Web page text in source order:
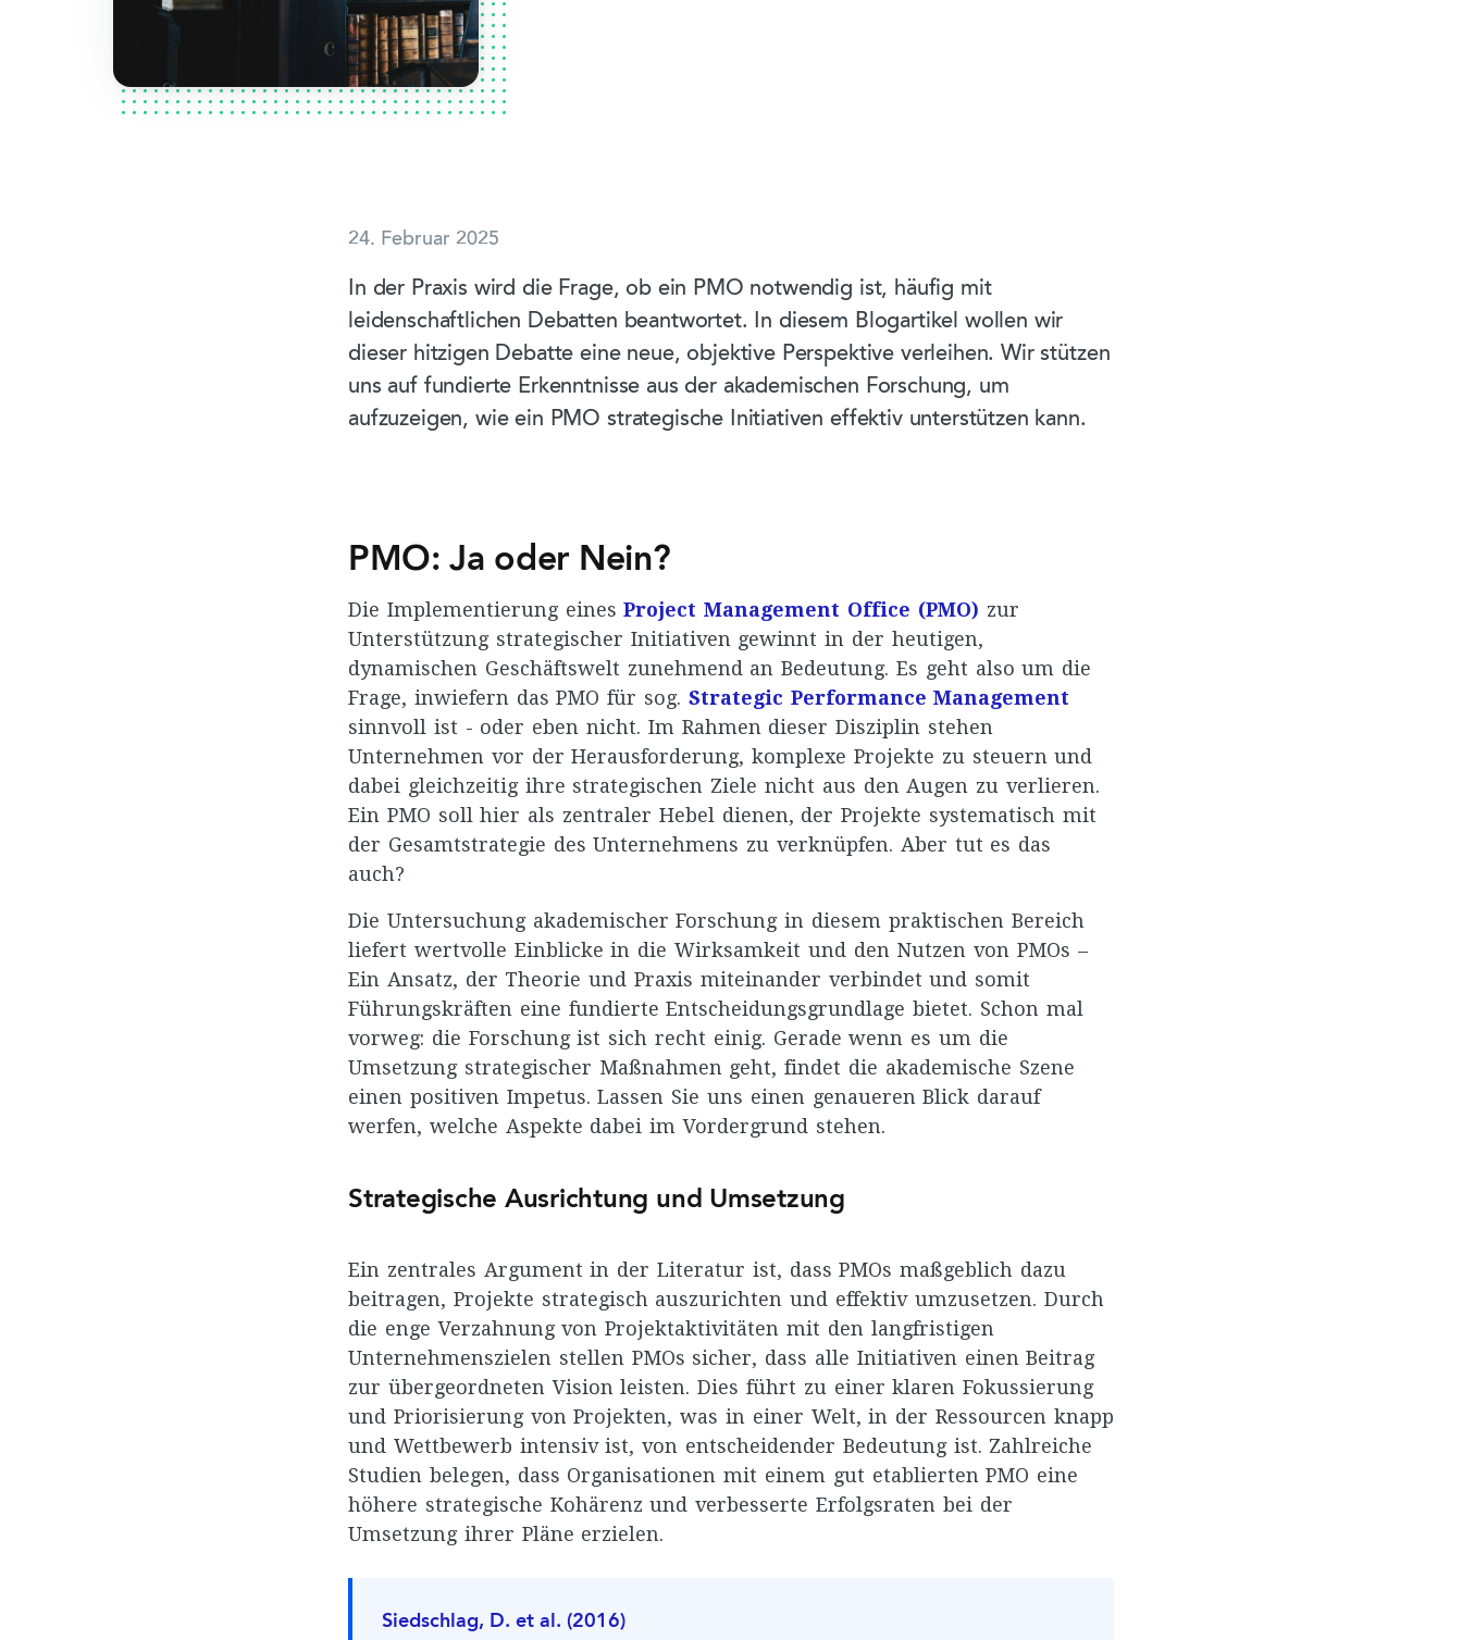
24. Februar 2025
In der Praxis wird die Frage, ob ein PMO notwendig ist, häufig mit
leidenschaftlichen Debatten beantwortet. In diesem Blogartikel wollen wir
dieser hitzigen Debatte eine neue, objektive Perspektive verleihen. Wir stützen
uns auf fundierte Erkenntnisse aus der akademischen Forschung, um
aufzuzeigen, wie ein PMO strategische Initiativen effektiv unterstützen kann.
PMO: Ja oder Nein?
Die Implementierung einesProject Management Office (PMO) zur
Unterstützung strategischer Initiativen gewinnt in der heutigen,
dynamischen Geschäftswelt zunehmend an Bedeutung. Es geht also um die
Frage, inwiefern das PMO für sog. Strategic Performance Management
sinnvoll ist - oder eben nicht. Im Rahmen dieser Disziplin stehen
Unternehmen vor der Herausforderung, komplexe Projekte zu steuern und
dabei gleichzeitig ihre strategischen Ziele nicht aus den Augen zu verlieren.
Ein PMO soll hier als zentraler Hebel dienen, der Projekte systematisch mit
der Gesamtstrategie des Unternehmens zu verknüpfen. Aber tut es das
auch?
Die Untersuchung akademischer Forschung in diesem praktischen Bereich
liefert wertvolle Einblicke in die Wirksamkeit und den Nutzen von PMOs –
Ein Ansatz, der Theorie und Praxis miteinander verbindet und somit
Führungskräften eine fundierte Entscheidungsgrundlage bietet. Schon mal
vorweg: die Forschung ist sich recht einig. Gerade wenn es um die
Umsetzung strategischer Maßnahmen geht, findet die akademische Szene
einen positiven Impetus. Lassen Sie uns einen genaueren Blick darauf
werfen, welche Aspekte dabei im Vordergrund stehen.
Strategische Ausrichtung und Umsetzung
Ein zentrales Argument in der Literatur ist, dass PMOs maßgeblich dazu
beitragen, Projekte strategisch auszurichten und effektiv umzusetzen. Durch
die enge Verzahnung von Projektaktivitäten mit den langfristigen
Unternehmenszielen stellen PMOs sicher, dass alle Initiativen einen Beitrag
zur übergeordneten Vision leisten. Dies führt zu einer klaren Fokussierung
und Priorisierung von Projekten, was in einer Welt, in der Ressourcen knapp
und Wettbewerb intensiv ist, von entscheidender Bedeutung ist. Zahlreiche
Studien belegen, dass Organisationen mit einem gut etablierten PMO eine
höhere strategische Kohärenz und verbesserte Erfolgsraten bei der
Umsetzung ihrer Pläne erzielen.
Siedschlag, D. et al. (2016)